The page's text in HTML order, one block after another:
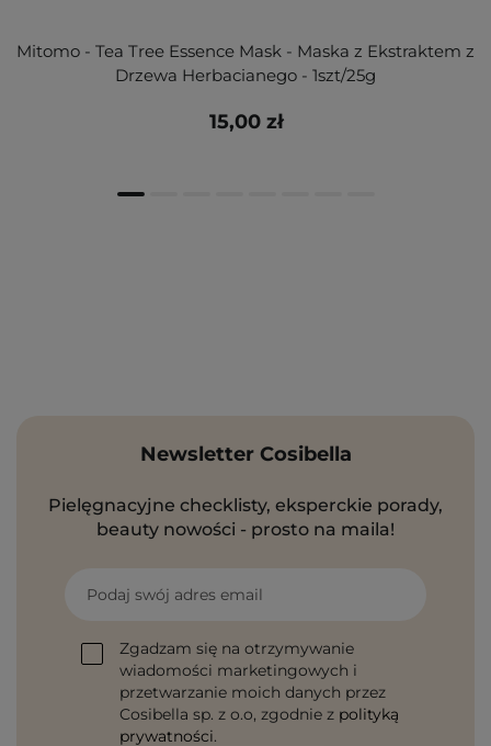
Mitomo - Tea Tree Essence Mask - Maska z Ekstraktem z
Drzewa Herbacianego - 1szt/25g
15,00 zł
Newsletter Cosibella
Pielęgnacyjne checklisty, eksperckie porady,
beauty nowości - prosto na maila!
Podaj swój adres email
Zgadzam się na otrzymywanie
wiadomości marketingowych i
przetwarzanie moich danych przez
Cosibella sp. z o.o, zgodnie z polityką
prywatności.